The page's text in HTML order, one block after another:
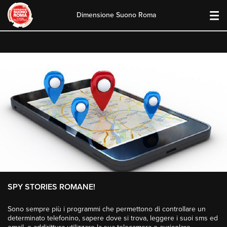
content
Dimensione Suono Roma
SPY STORIES ROMANE!
Sono sempre più i programmi che permettono di controllare un
determinato telefonino, sapere dove si trova, leggere i suoi sms ed